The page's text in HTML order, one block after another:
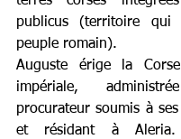
publicus (territoire qui
peuple romain).
Auguste érige la
impériale,
procurateur soumis à
et résidant à